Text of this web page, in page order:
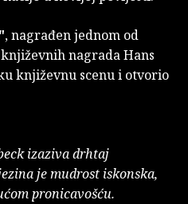
, nagrađen jednom od
nagrada Hans
književnu scenu i otvorio
izaziva drhtaj
je mudrost iskonska,
pronicavošću.